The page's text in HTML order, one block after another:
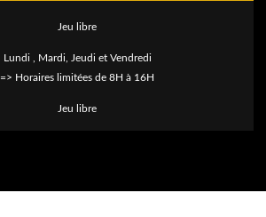
Jeu libre
Lundi , Mardi, Jeudi et Vendredi
=> Horaires limitées de 8H à 16H
Jeu libre